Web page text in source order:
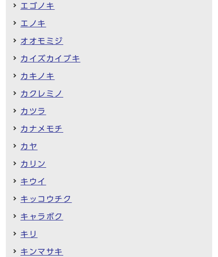
エゴノキ
エノキ
オオモミジ
カイズカイブキ
カキノキ
カクレミノ
カツラ
カナメモチ
カヤ
カリン
キウイ
キッコウチク
キャラボク
キリ
キンマサキ